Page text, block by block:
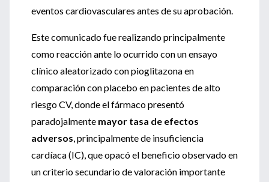
eventos cardiovasculares antes de su aprobación.
Este comunicado fue realizando principalmente
como reacción ante lo ocurrido con un ensayo
clínico aleatorizado con pioglitazona en
comparación con placebo en pacientes de alto
riesgo CV, donde el fármaco presentó
paradojalmente mayor tasa de efectos
adversos, principalmente de insuficiencia
cardíaca (IC), que opacó el beneficio observado en
un criterio secundario de valoración importante